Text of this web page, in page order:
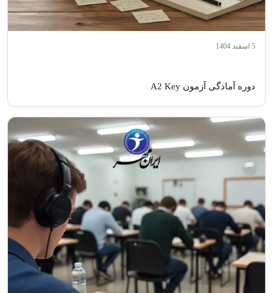
5 اسفند 1404
دوره آمادگی آزمون A2 Key